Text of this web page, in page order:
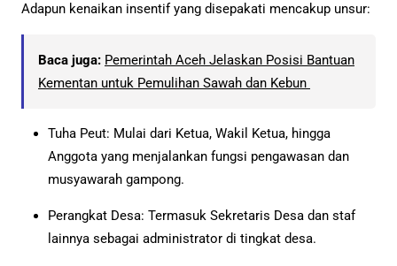
Adapun kenaikan insentif yang disepakati mencakup unsur:
Baca juga: Pemerintah Aceh Jelaskan Posisi Bantuan
Kementan untuk Pemulihan Sawah dan Kebun
Tuha Peut: Mulai dari Ketua, Wakil Ketua, hingga
Anggota yang menjalankan fungsi pengawasan dan
musyawarah gampong.
Perangkat Desa: Termasuk Sekretaris Desa dan staf
lainnya sebagai administrator di tingkat desa.